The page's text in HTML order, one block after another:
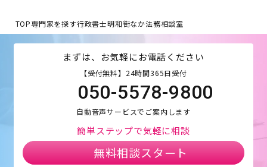
TOP専門家を探す行政書士明和街なか法務相談室
まずは、お気軽にお電話ください
【受付無料】24時間365日受付
050-5578-9800
自動音声サービスでご案内します
簡単ステップで気軽に相談
無料相談スタート